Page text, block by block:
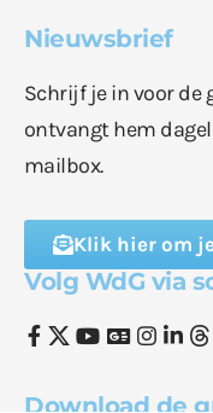
Nieuwsbrief
Schrijf je in voor de
ontvangt hem
mailbox.
Klik hier om
Volg WdG via
Download de